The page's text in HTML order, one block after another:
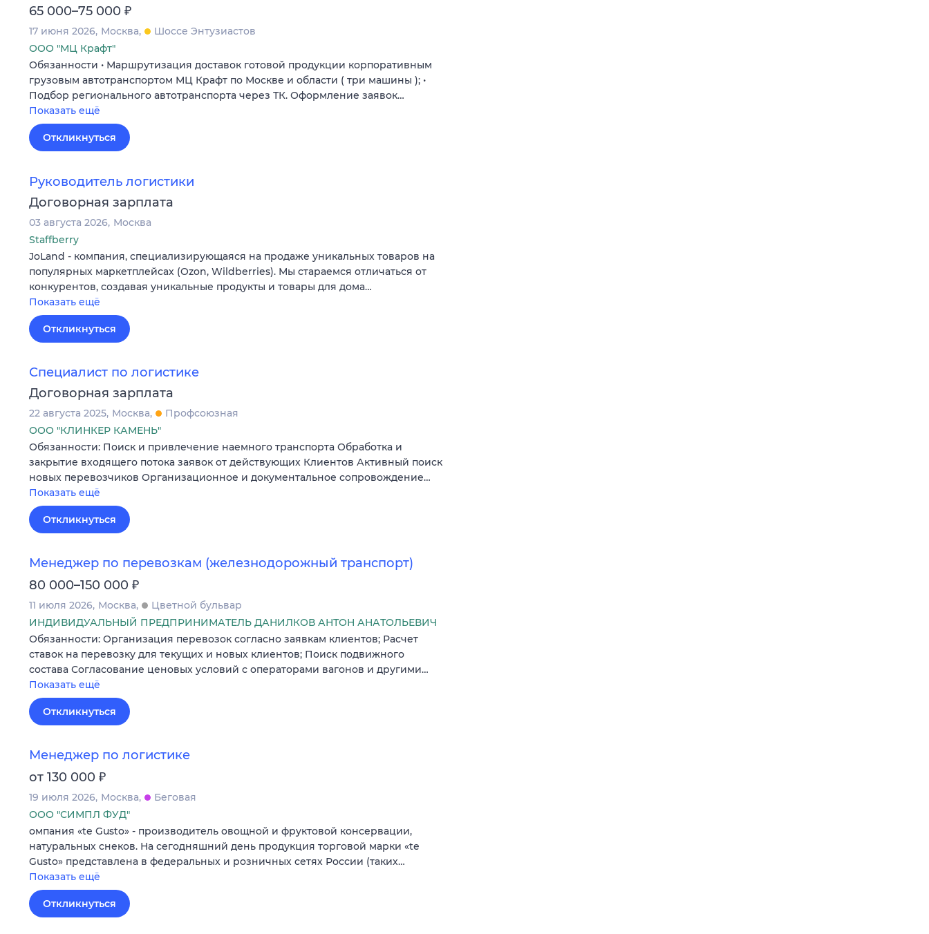
65 000–75 000 ₽
17 июня 2026 Москва
Шоссе Энтузиастов
ООО "МЦ Крафт"
Обязанности • Маршрутизация доставок готовой продукции корпоративным
грузовым автотранспортом МЦ Крафт по Москве и области ( три машины ); •
Подбор регионального автотранспорта через ТК. Оформление заявок…
Показать ещё
Откликнуться
Руководитель логистики
Договорная зарплата
03 августа 2026 Москва
Staffberry
JoLand - компания, специализирующаяся на продаже уникальных товаров на
популярных маркетплейсах (Ozon, Wildberries). Мы стараемся отличаться от
конкурентов, создавая уникальные продукты и товары для дома…
Показать ещё
Откликнуться
Специалист по логистике
Договорная зарплата
22 августа 2025 Москва
Профсоюзная
ООО "КЛИНКЕР КАМЕНЬ"
Обязанности: Поиск и привлечение наемного транспорта Обработка и
закрытие входящего потока заявок от действующих Клиентов Активный поиск
новых перевозчиков Организационное и документальное сопровождение…
Показать ещё
Откликнуться
Менеджер по перевозкам (железнодорожный транспорт)
80 000–150 000 ₽
11 июля 2026 Москва
Цветной бульвар
ИНДИВИДУАЛЬНЫЙ ПРЕДПРИНИМАТЕЛЬ ДАНИЛКОВ АНТОН АНАТОЛЬЕВИЧ
Обязанности: Организация перевозок согласно заявкам клиентов; Расчет
ставок на перевозку для текущих и новых клиентов; Поиск подвижного
состава Согласование ценовых условий с операторами вагонов и другими…
Показать ещё
Откликнуться
Менеджер по логистике
от 130 000 ₽
19 июля 2026 Москва
Беговая
ООО "СИМПЛ ФУД"
омпания «te Gusto» - производитель овощной и фруктовой консервации,
натуральных снеков. На сегодняшний день продукция торговой марки «te
Gusto» представлена в федеральных и розничных сетях России (таких…
Показать ещё
Откликнуться